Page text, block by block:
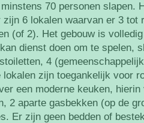
70 personen slapen.
zijn 6 lokalen waarvan er 3 tot
(of 2). Het gebouw is
dienst doen om te spelen,
4
lokalen zijn toegankelijk voor
een moderne keuken,
2 aparte gasbekken (op de
Er zijn geen bedden of